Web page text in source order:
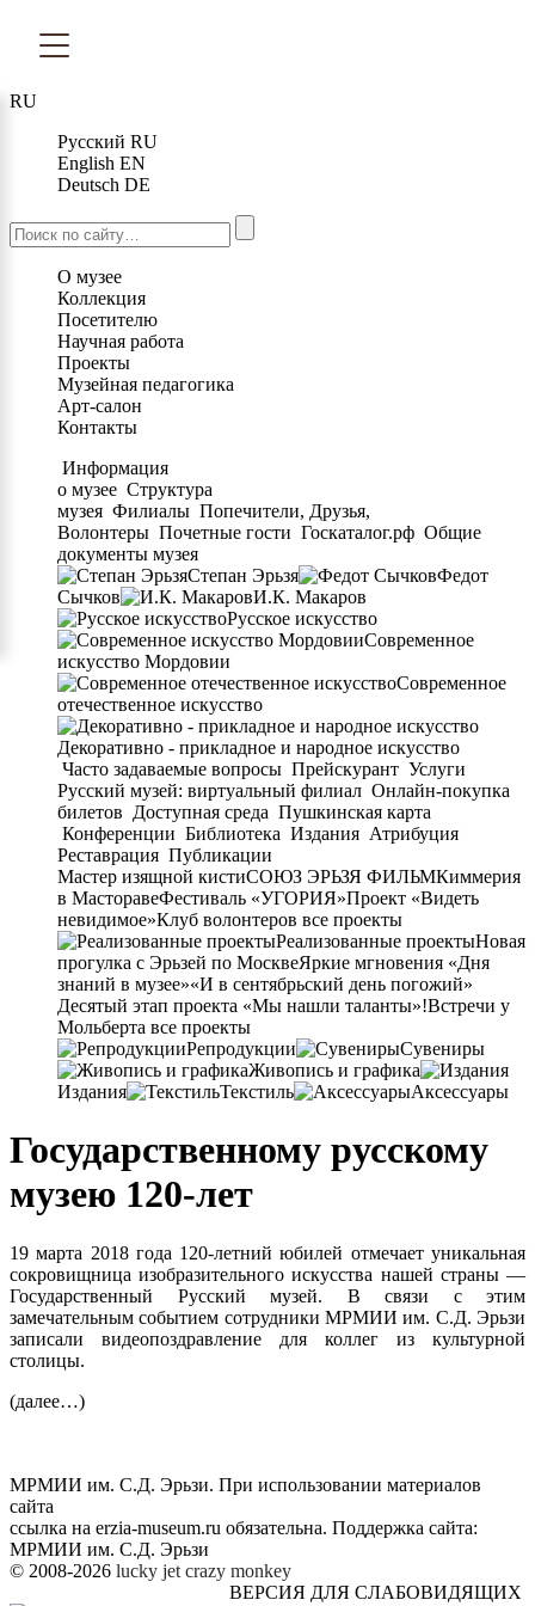
RU
Русский RU
English EN
Deutsch DE
О музее
Коллекция
Посетителю
Научная работа
Проекты
Музейная педагогика
Арт-салон
Контакты
Информация
о музее Структура
музея Филиалы Попечители, Друзья,
Волонтеры Почетные гости Госкаталог.рф Общие
документы музея
Степан Эрьзя
Федот
Сычков
И.К. Макаров
Русское искусство
Современное
искусство Мордовии
Современное
отечественное искусство
Декоративно - прикладное и народное искусство
Часто задаваемые вопросы Прейскурант Услуги
Русский музей: виртуальный филиал Онлайн-покупка
билетов Доступная среда Пушкинская карта
Конференции Библиотека Издания Атрибуция
Реставрация Публикации
Мастер изящной кистиСОЮЗ ЭРЬЗЯ ФИЛЬМКиммерия
в МасторавеФестиваль «УГОРИЯ»Проект «Видеть
невидимое»Клуб волонтеров все проекты
Реализованные проектыНовая
прогулка с Эрьзей по МосквеЯркие мгновения «Дня
знаний в музее»«И в сентябрьский день погожий»
Десятый этап проекта «Мы нашли таланты»!Встречи у
Мольберта все проекты
Репродукции
Сувениры
Живопись и графика
Издания
Текстиль Аксессуары
Государственному русскому
музею 120-лет
19 марта 2018 года 120-летний юбилей отмечает уникальная
сокровищница изобразительного искусства нашей страны —
Государственный Русский музей. В связи с этим
замечательным событием сотрудники МРМИИ им. С.Д. Эрьзи
записали видеопоздравление для коллег из культурной
столицы.
(далее…)
МРМИИ им. С.Д. Эрьзи. При использовании материалов
сайта
ссылка на erzia-museum.ru обязательна. Поддержка сайта:
МРМИИ им. С.Д. Эрьзи
© 2008-2026 lucky jet crazy monkey
ВЕРСИЯ ДЛЯ СЛАБОВИДЯЩИХ